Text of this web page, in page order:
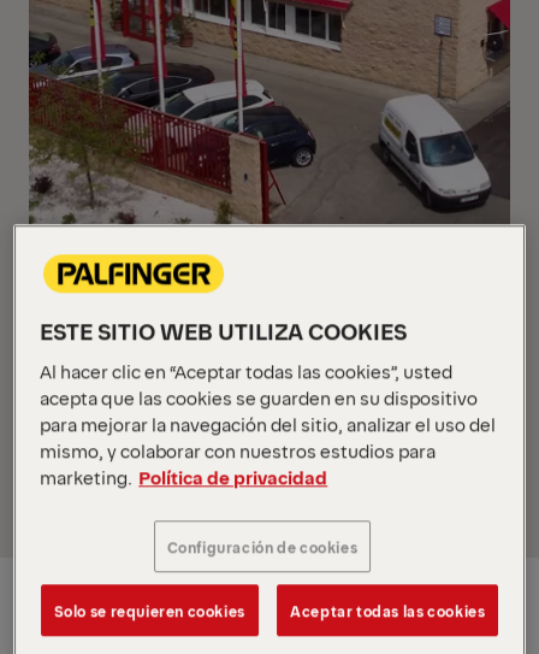
montaje PALFINGER en España. Este taller de
1.800m2 (9.000m2 terreno) ubicado a 25km del
centro de Madrid e inaugurado en 1999 cumple 20
años montando miles de equipos PALFINGER y
dando soporte a los clientes del sector de
maquinaria de elevación de toda España.
ESTE SITIO WEB UTILIZA COOKIES
Al hacer clic en “Aceptar todas las cookies”, usted
acepta que las cookies se guarden en su dispositivo
para mejorar la navegación del sitio, analizar el uso del
mismo, y colaborar con nuestros estudios para
marketing. Política de privacidad
Configuración de cookies
Solo se requieren cookies Aceptar todas las cookies